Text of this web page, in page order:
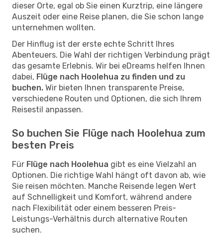
dieser Orte, egal ob Sie einen Kurztrip, eine längere
Auszeit oder eine Reise planen, die Sie schon lange
unternehmen wollten.
Der Hinflug ist der erste echte Schritt Ihres
Abenteuers. Die Wahl der richtigen Verbindung prägt
das gesamte Erlebnis. Wir bei eDreams helfen Ihnen
dabei, Flüge nach Hoolehua zu finden und zu
buchen. Wir bieten Ihnen transparente Preise,
verschiedene Routen und Optionen, die sich Ihrem
Reisestil anpassen.
So buchen Sie Flüge nach Hoolehua zum
besten Preis
Für Flüge nach Hoolehua gibt es eine Vielzahl an
Optionen. Die richtige Wahl hängt oft davon ab, wie
Sie reisen möchten. Manche Reisende legen Wert
auf Schnelligkeit und Komfort, während andere
nach Flexibilität oder einem besseren Preis-
Leistungs-Verhältnis durch alternative Routen
suchen.